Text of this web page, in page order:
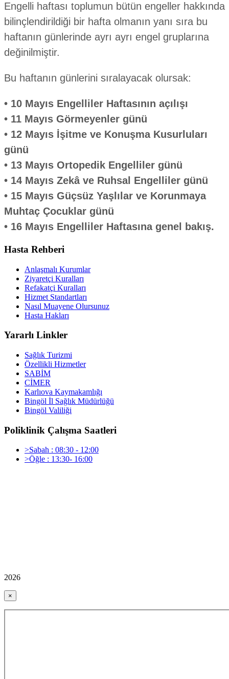
Engelli haftası toplumun bütün engeller hakkında
bilinçlendirildiği bir hafta olmanın yanı sıra bu
haftanın günlerinde ayrı ayrı engel gruplarına
değinilmiştir.
Bu haftanın günlerini sıralayacak olursak:
• 10 Mayıs Engelliler Haftasının açılışı
• 11 Mayıs Görmeyenler günü
• 12 Mayıs İşitme ve Konuşma Kusurluları
günü
• 13 Mayıs Ortopedik Engelliler günü
• 14 Mayıs Zekâ ve Ruhsal Engelliler günü
• 15 Mayıs Güçsüz Yaşlılar ve Korunmaya
Muhtaç Çocuklar günü
• 16 Mayıs Engelliler Haftasına genel bakış.
Hasta Rehberi
Anlaşmalı Kurumlar
Ziyaretçi Kuralları
Refakatçi Kuralları
Hizmet Standartları
Nasıl Muayene Olursunuz
Hasta Hakları
Yararlı Linkler
Sağlık Turizmi
Özellikli Hizmetler
SABİM
CİMER
Karlıova Kaymakamlığı
Bingöl İl Sağlık Müdürlüğü
Bingöl Valiliği
Poliklinik Çalışma Saatleri
>Sabah : 08:30 - 12:00
>Öğle : 13:30- 16:00
2026
×